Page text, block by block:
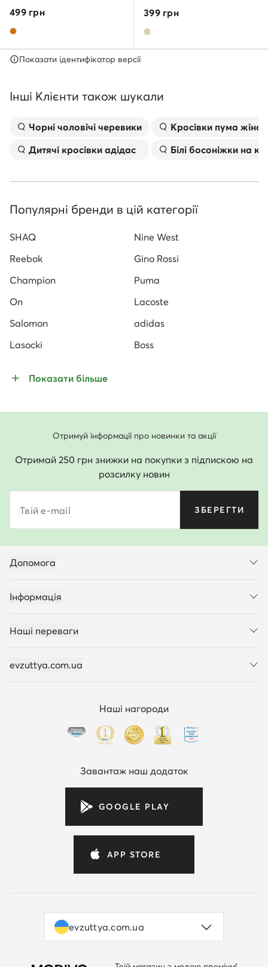
499грн 399грн
Показати ідентифікатор версії
Інші Клієнти також шукали
Чорні чоловічі черевики
Дитячі кросівки адідас
Kросівки пума
Білі босоніжки на
Популярні бренди в цій категорії
SHAQ
Nine West
Reebok
Gino Rossi
Champion
Puma
On
Lacoste
Salomon
adidas
Lasocki
Boss
Показати більше
Отримуй інформації про новинки та акції
Отримай 250 грн знижки на покупки з підпискою на
розсилку новин
Твій e-mail ЗБЕРЕГТИ
Допомога
Інформація
Наші переваги
evzuttya.com.ua
Наші нагороди
Завантаж наш додаток
GOOGLE PLAY
APP STORE
evzuttya.com.ua